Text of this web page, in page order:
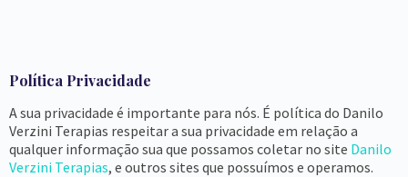
Política Privacidade
A sua privacidade é importante para nós. É política do Danilo
Verzini Terapias respeitar a sua privacidade em relação a
qualquer informação sua que possamos coletar no site Danilo
Verzini Terapias, e outros sites que possuímos e operamos.